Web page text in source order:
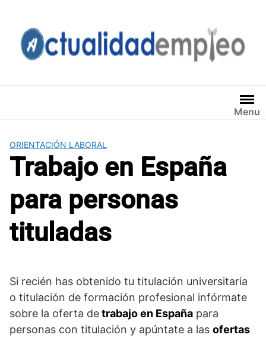
contenido
Menu
ORIENTACIÓN LABORAL
Trabajo en España
para personas
tituladas
Si recién has obtenido tu titulación universitaria
o titulación de formación profesional infórmate
sobre la oferta detrabajo en España para
personas con titulación y apúntate a las ofertas